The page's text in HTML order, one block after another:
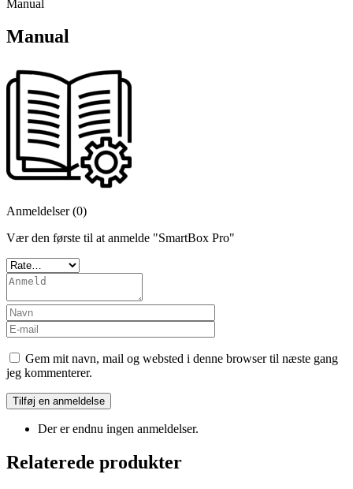
Manual
Manual
Anmeldelser (0)
Vær den første til at anmelde "SmartBox Pro"
Gem mit navn, mail og websted i denne browser til næste gang
jeg kommenterer.
Der er endnu ingen anmeldelser.
Relaterede produkter